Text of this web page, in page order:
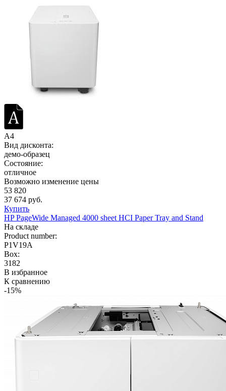
A4
Вид дисконта:
демо-образец
Состояние:
отличное
Возможно изменение цены
53 820
37 674 руб.
Купить
HP PageWide Managed 4000 sheet HCI Paper Tray and Stand
На складе
Product number:
P1V19A
Box:
3182
В избранное
К сравнению
-15%